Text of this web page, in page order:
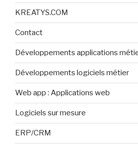
KREATYS.COM
Contact
Développements applications
Développements logiciels métier
Web app : Applications web
Logiciels sur mesure
ERP/CRM